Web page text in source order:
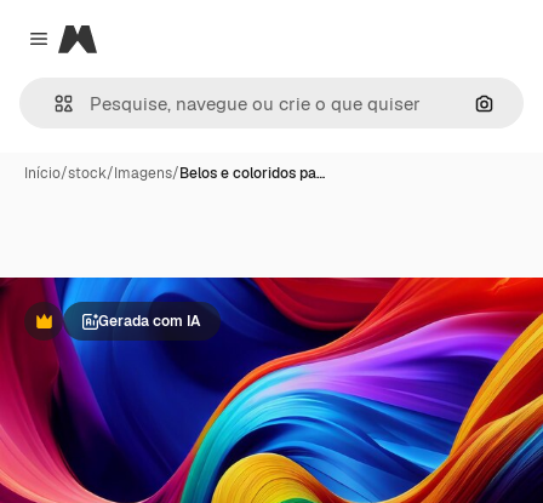
Close menu
Magnific
Início/stock/Imagens/Belos e coloridos pa…
PremiumGerada com IA